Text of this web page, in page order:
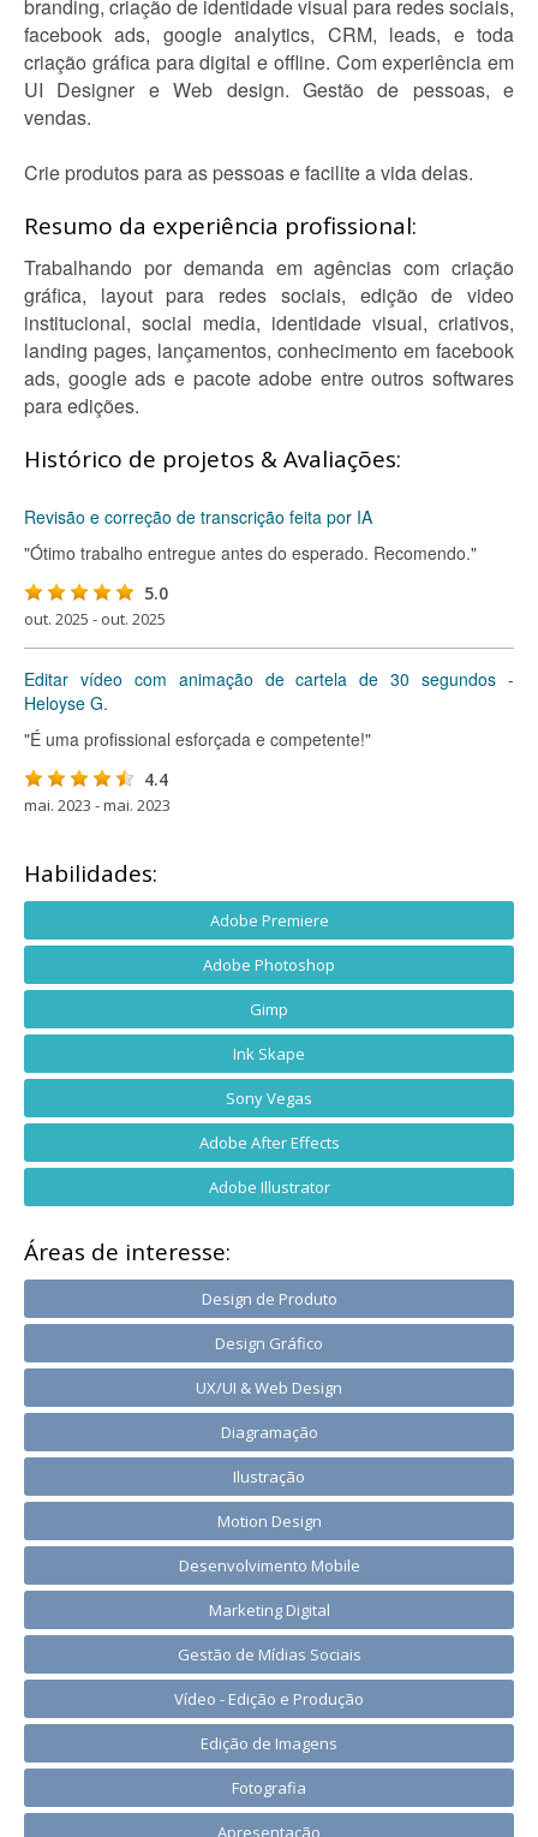
branding, criação de identidade visual para redes sociais,
facebook ads, google analytics, CRM, leads, e toda
criação gráfica para digital e offline. Com experiência em
UI Designer e Web design. Gestão de pessoas, e
vendas.
Crie produtos para as pessoas e facilite a vida delas.
Resumo da experiência profissional:
Trabalhando por demanda em agências com criação
gráfica, layout para redes sociais, edição de video
institucional, social media, identidade visual, criativos,
landing pages, lançamentos, conhecimento em facebook
ads, google ads e pacote adobe entre outros softwares
para edições.
Histórico de projetos & Avaliações:
Revisão e correção de transcrição feita por IA
"Ótimo trabalho entregue antes do esperado. Recomendo."
5.0
out. 2025 - out. 2025
Editar vídeo com animação de cartela de 30 segundos -
Heloyse G.
"É uma profissional esforçada e competente!"
4.4
mai. 2023 - mai. 2023
Habilidades:
Adobe Premiere
Adobe Photoshop
Gimp
Ink Skape
Sony Vegas
Adobe After Effects
Adobe Illustrator
Áreas de interesse:
Design de Produto
Design Gráfico
UX/UI & Web Design
Diagramação
Ilustração
Motion Design
Desenvolvimento Mobile
Marketing Digital
Gestão de Mídias Sociais
Vídeo - Edição e Produção
Edição de Imagens
Fotografia
Apresentação